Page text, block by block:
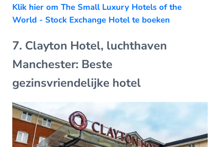
Klik hier om The Small Luxury Hotels of the
World - Stock Exchange Hotel te boeken
7. Clayton Hotel, luchthaven
Manchester: Beste
gezinsvriendelijke hotel